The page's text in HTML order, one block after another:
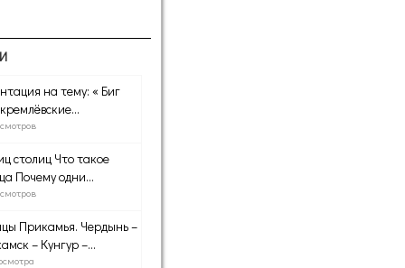
на тему: « Биг
столиц Что такое
Почему одни...
Прикамья. Чердынь –
– Кунгур –...